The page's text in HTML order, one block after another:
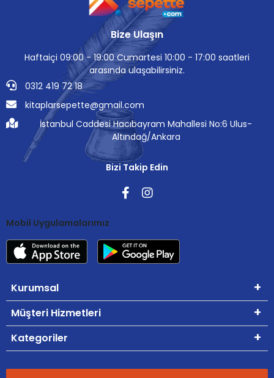
Bize Ulaşın
Haftaiçi 09:00 - 19:00 Cumartesi 10:00 - 17:00 saatleri
arasında ulaşabilirsiniz.
0312 419 72 18
kitaplarsepette@gmail.com
İstanbul Caddesi Hacıbayram Mahallesi No:6 Ulus-
Altındağ/Ankara
Bizi Takip Edin
Mobil Uygulamalarımız
Kurumsal
Müşteri Hizmetleri
Kategoriler